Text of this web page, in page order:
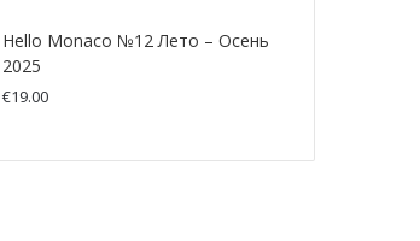
Hello Monaco №12 Лето – Осень
2025
€19.00